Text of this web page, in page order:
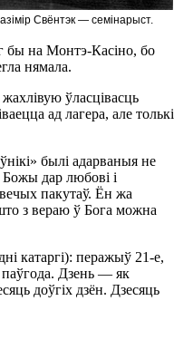
Свёнтэк — семінарыст.
бы на Монтэ-Касіно, бо
нямала.
ўласцівасць
ад лагера, але толькі
былі адарваныя не
дар любові і
пакутаў. Ён жа
з вераю ў Бога можна
катаргі): перажыў 21-е,
Дзень — як
доўгіх дзён. Дзесяць